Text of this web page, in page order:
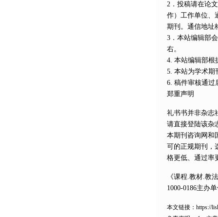
2．投稿请在论
作）工作单位、
期刊。通信地址
3．本站编辑部
右。
4. 本站编辑部根
5. 本站为学术期
6. 稿件审核通过
郑重声明
礼书书并非杂志
请直接登陆该杂
本期刊咨询网和
可的正规期刊，
格更低、通过率
《课程.教材.教
1000-0186主办
本文链接： https://